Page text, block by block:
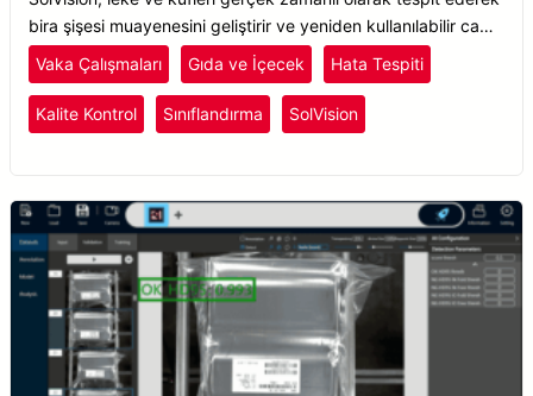
bira şişesi muayenesini geliştirir ve yeniden kullanılabilir cam
şişelerde hassas kusur tespiti sağlar.
Vaka Çalışmaları Gıda ve İçecek Hata Tespiti
Kalite Kontrol Sınıflandırma SolVision